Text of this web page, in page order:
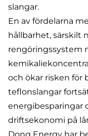
slangar.
En av fördelarna
hållbarhet, särskilt
rengöringssystem
och ökar risken för
teflonslangar
energibesparingar
driftsekonomi på